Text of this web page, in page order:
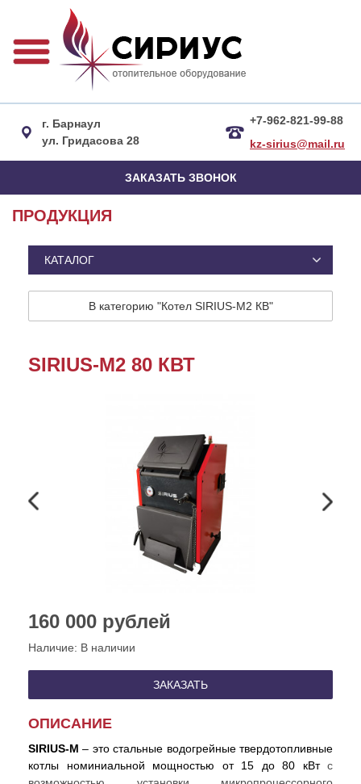
г. Барнаул
ул. Гридасова 28
+7-962-821-99-88​
kz-sirius@mail.ru
ЗАКАЗАТЬ ЗВОНОК
ПРОДУКЦИЯ
КАТАЛОГ
В категорию "Котел SIRIUS-M2 КВ"
SIRIUS-М2 80 КВТ
160 000 рублей
Наличие: В наличии
ЗАКАЗАТЬ
ОПИСАНИЕ
SIRIUS-М – это стальные водогрейные твердотопливные
котлы номиниальной мощностью от 15 до 80 кВт с